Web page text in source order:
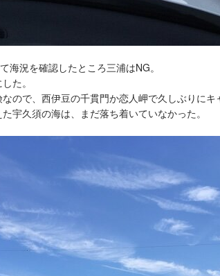
海況を確認したところ三浦はNG。
た。
ので、西伊豆の千貫門か恋人岬で久しぶりにキ
宇久須の海は、まだ落ち着いていなかった。